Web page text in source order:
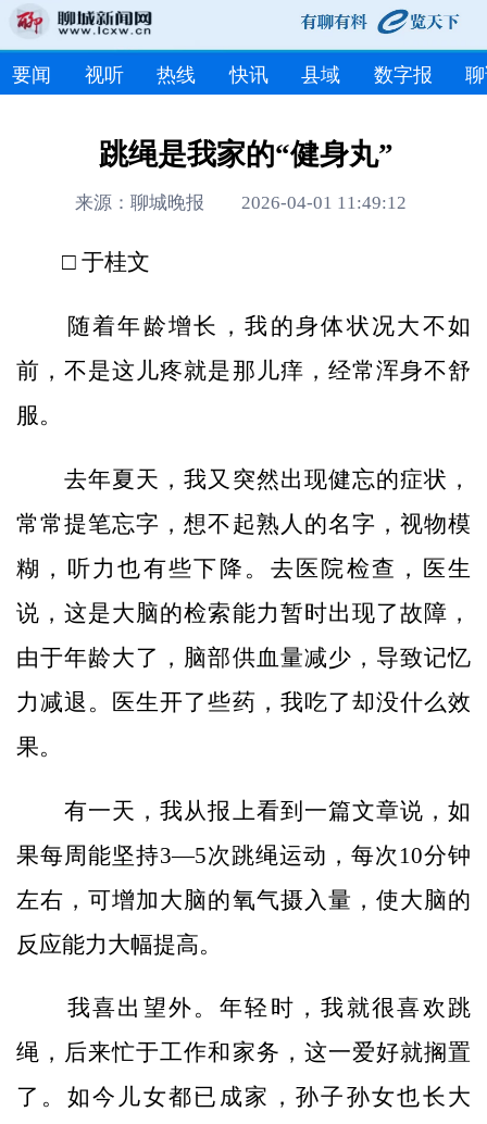
要闻 视听 热线 快讯 县域 数字报
跳绳是我家的“健身丸”
来源：聊城晚报 2026-04-01 11:49:12
□ 于桂文
随着年龄增长，我的身体状况大不如
前，不是这儿疼就是那儿痒，经常浑身不舒
服。
去年夏天，我又突然出现健忘的症状，
常常提笔忘字，想不起熟人的名字，视物模
糊，听力也有些下降。去医院检查，医生
说，这是大脑的检索能力暂时出现了故障，
由于年龄大了，脑部供血量减少，导致记忆
力减退。医生开了些药，我吃了却没什么效
果。
有一天，我从报上看到一篇文章说，如
果每周能坚持3—5次跳绳运动，每次10分钟
左右，可增加大脑的氧气摄入量，使大脑的
反应能力大幅提高。
我喜出望外。年轻时，我就很喜欢跳
绳，后来忙于工作和家务，这一爱好就搁置
了。如今儿女都已成家，孙子孙女也长大